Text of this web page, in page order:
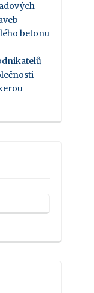
betonu